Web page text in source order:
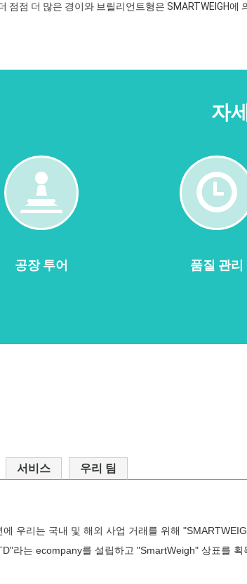
점점 더 많은 경이와 브릴리언트형은 SMARTWEIGH에
자
공장 투어 품질 관리
서비스 우리 팀
에 우리는 국내 및 해외 사업 거래를 위해
라는 ecompany를 설립하고 "SmartWeigh" 상표를 획